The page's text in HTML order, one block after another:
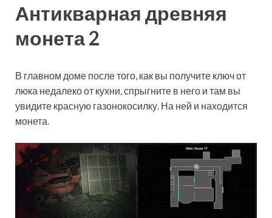
Антикварная древняя
монета 2
В главном доме после того, как вы получите ключ от
люка недалеко от кухни, спрыгните в него и там вы
увидите красную газонокосилку. На ней и находится
монета.